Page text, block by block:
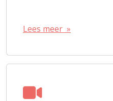
Lees meer »